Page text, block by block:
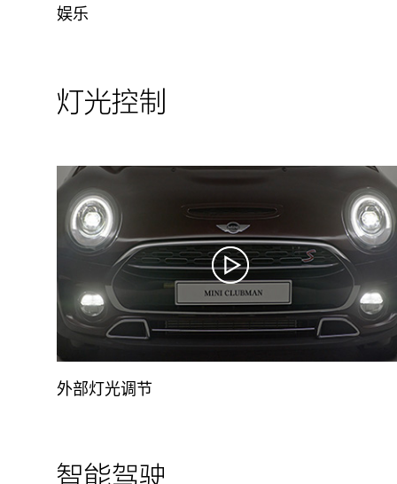
娱乐
灯光控制
外部灯光调节